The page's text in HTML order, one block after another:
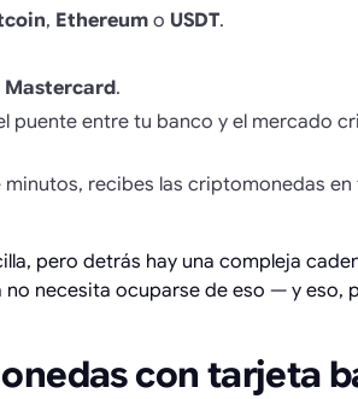
, Ethereum o USDT.
Mastercard.
puente entre tu banco y el mercado
recibes las criptomonedas
pero detrás hay una compleja
necesita ocuparse de eso — y eso,
con tarjeta